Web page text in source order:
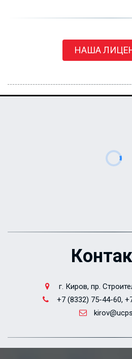
НАША
г. Киров, пр.
+7 (8332) 75-44-60,